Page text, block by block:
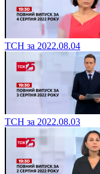
ТСН за 2022.08.04
ТСН за 2022.08.03